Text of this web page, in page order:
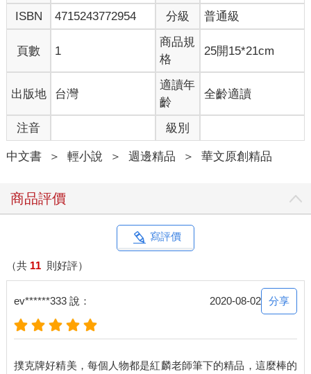
ISBN 4715243772954 分級 普通級
頁數 1
商品規
格
25開15*21cm
出版地 台灣
適讀年
齡
全齡適讀
注音 級別
中文書 ＞ 輕小說 ＞ 週邊精品 ＞ 華文原創精品
商品評價
寫評價
（共 11 則好評）
ev******333 說： 2020-08-02 分享
撲克牌好精美，每個人物都是紅麟老師筆下的精品，這麼棒的